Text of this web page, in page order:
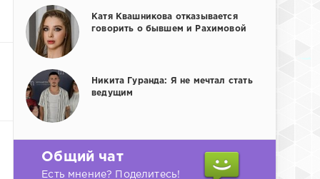
Катя Квашникова отказывается
говорить о бывшем и Рахимовой
Никита Гуранда: Я не мечтал стать
ведущим
Общий чат
Есть мнение? Поделитесь!